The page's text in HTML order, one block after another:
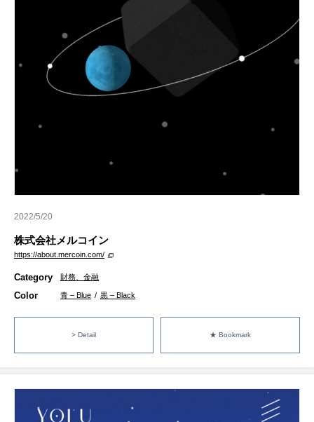
2022/5/20
株式会社メルコイン
https://about.mercoin.com/
Category 財務、金融
Color 青 – Blue / 黒 – Black
> Detail ★ Bookmark